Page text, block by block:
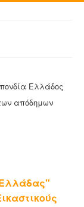
Ελλάδος
απόδημων